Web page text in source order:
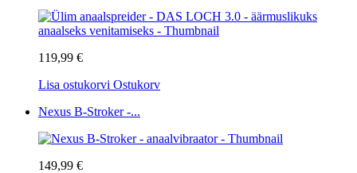
119,99 €
Lisa ostukorvi Ostukorv
Nexus B-Stroker -...
149,99 €